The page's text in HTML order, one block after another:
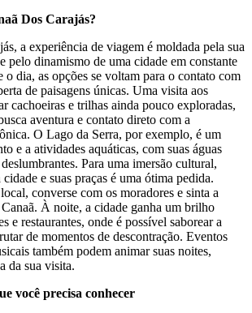
Dos Carajás?
a experiência de viagem é moldada pela sua
pelo dinamismo de uma cidade em constante
o dia, as opções se voltam para o contato com
de paisagens únicas. Uma visita aos
cachoeiras e trilhas ainda pouco exploradas,
aventura e contato direto com a
O Lago da Serra, por exemplo, é um
e a atividades aquáticas, com suas águas
Para uma imersão cultural,
e suas praças é uma ótima pedida.
converse com os moradores e sinta a
À noite, a cidade ganha um brilho
e restaurantes, onde é possível saborear a
de momentos de descontração. Eventos
também podem animar suas noites,
da sua visita.
você precisa conhecer